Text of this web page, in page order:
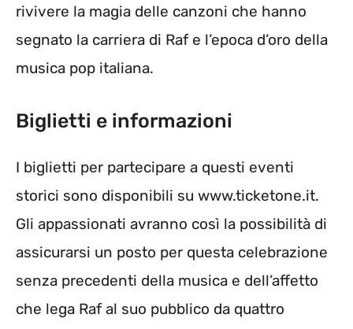
rivivere la magia delle canzoni che hanno
segnato la carriera di Raf e l’epoca d’oro della
musica pop italiana.
Biglietti e informazioni
I biglietti per partecipare a questi eventi
storici sono disponibili su www.ticketone.it.
Gli appassionati avranno così la possibilità di
assicurarsi un posto per questa celebrazione
senza precedenti della musica e dell’affetto
che lega Raf al suo pubblico da quattro